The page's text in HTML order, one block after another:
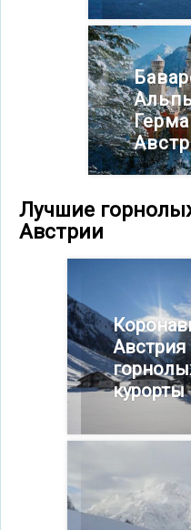
Лучшие
Австрии
Австрия
курорты